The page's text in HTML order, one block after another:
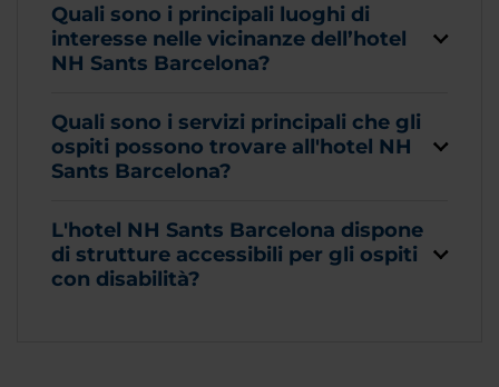
Quali sono i principali luoghi di
interesse nelle vicinanze dell’hotel
NH Sants Barcelona?
Quali sono i servizi principali che gli
ospiti possono trovare all'hotel NH
Sants Barcelona?
L'hotel NH Sants Barcelona dispone
di strutture accessibili per gli ospiti
con disabilità?